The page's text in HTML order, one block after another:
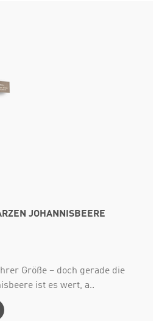
JOHANNISBEERE
Größe – doch gerade die
ist es wert, a..